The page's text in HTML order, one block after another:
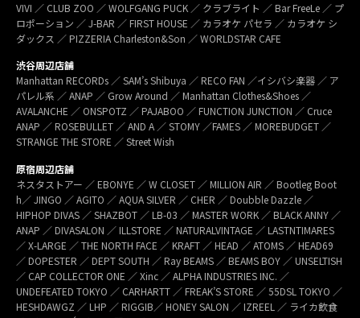
VIVI ／ CLUB ZOO ／ WOLFGANG PUCK ／ クラブライト ／ Bar FreeLe ／ プ
ロポーション ／ J-BAR ／ FIRST HOUSE ／ カラオケ パセラ ／ カラオケ シ
ダックス ／ PIZZERIA Charleston&Son ／ WORLDSTAR CAFE
渋谷周辺店舗
Manhattan RECORDs ／ SAM’s Shibuya ／ RECO FAN ／イシバシ楽器 ／ ア
パレル系 ／ ANAP ／ Grow Around ／ Manhattan Clothes&Shoes ／
AVALANCHE ／ ONSPOTZ ／ PAJABOO ／ FUNCTION JUNCTION ／ Cruce
ANAP ／ ROSEBULLET ／ AND A ／ STOMY ／FAMES ／ MOREBUDGET ／
STRANGE THE STORE ／ Street Wish
原宿周辺店舗
ネスタストアー ／ EBONYE ／ W CLOSET ／ MILLION AIR ／ Bootleg Boot
h／ JINGO ／ AGITO ／ AQUA SILVER ／ CHER ／ Doubble Dazzle ／
HIPHOP DIVAS ／ SHAZBOT ／ LB-03 ／ MASTER WORK ／ BLACK ANNY ／
ANAP ／ DIVASALON ／ ILLSTORE ／ NATURALVINTAGE ／ LASTNTIMARES
／ X-LARGE ／ THE NORTH FACE ／ KRAFT ／ HEAD ／ ATOMS ／ HEAD69
／ DOPESTER ／ DEPT SOUTH ／ Ray BEAMS ／ BEAMS BOY ／ UNSELTISH
／ CAP COLLECTOR ONE ／ Xinc ／ ALPHA INDUSTRIES INC. ／
UNDEFEATED TOKYO ／ CARHARTT ／ FREAK’S STORE ／ 55DSL TOKYO ／
HESHDAWGZ ／ LHP ／ RIGGIB／ HONEY SALON ／ IZREEL ／ ライカ飲食